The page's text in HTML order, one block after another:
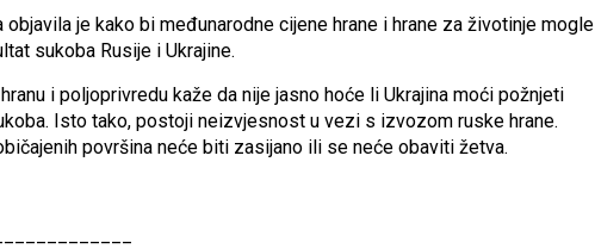
objavila je kako bi međunarodne cijene hrane i hrane za životinje mogle
sukoba Rusije i Ukrajine.
i poljoprivredu kaže da nije jasno hoće li Ukrajina moći požnjeti
Isto tako, postoji neizvjesnost u vezi s izvozom ruske hrane.
površina neće biti zasijano ili se neće obaviti žetva.